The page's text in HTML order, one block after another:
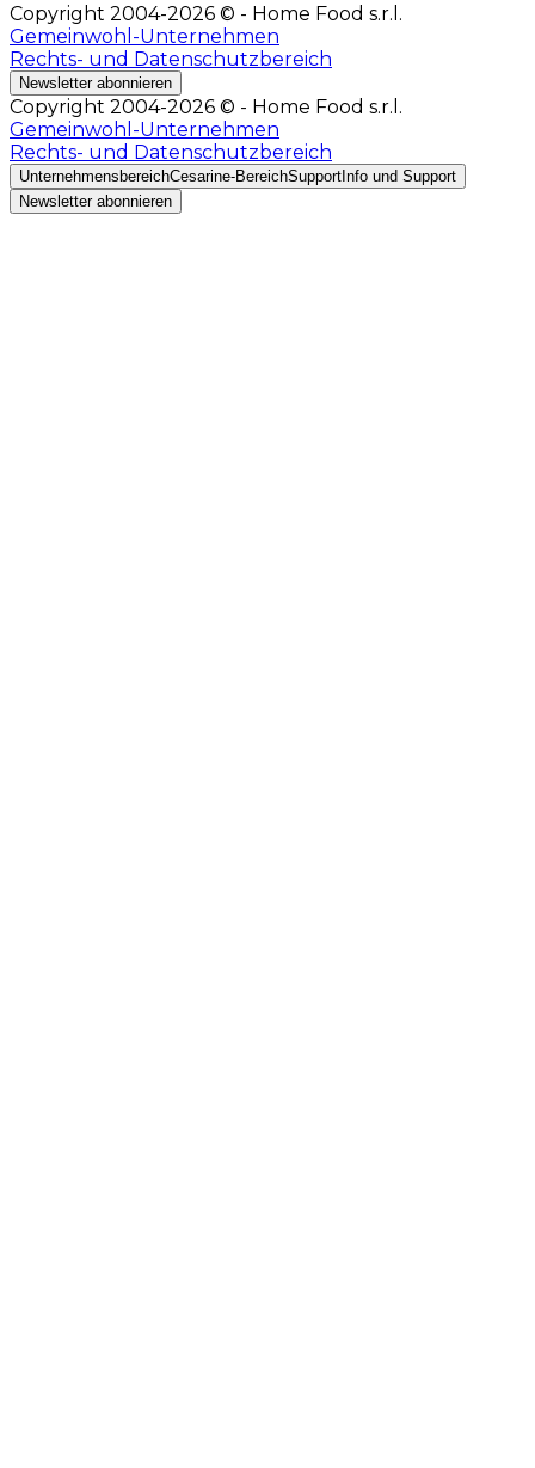
Copyright 2004-2026 © - Home Food s.r.l.
Gemeinwohl-Unternehmen
Rechts- und Datenschutzbereich
Newsletter abonnieren
Copyright 2004-2026 © - Home Food s.r.l.
Gemeinwohl-Unternehmen
Rechts- und Datenschutzbereich
UnternehmensbereichCesarine-BereichSupport Info und Support
Newsletter abonnieren